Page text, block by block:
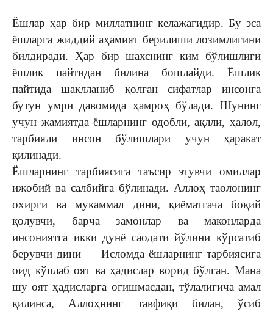
Ёшлар ҳар бир миллатнинг келажагидир. Бу эса
ёшларга жиддий аҳамият берилиши лозимлигини
билдиради. Ҳар бир шахснинг ким бўлишлиги
ёшлик пайтидан билина бошлайди. Ёшлик
пайтида шаклланиб қолган сифатлар инсонга
бутун умри давомида ҳамроҳ бўлади. Шунинг
учун жамиятда ёшларнинг одобли, ақлли, ҳалол,
тарбияли инсон бўлишлари учун ҳаракат
қилинади.
Ёшларнинг тарбиясига таъсир этувчи омиллар
ижобий ва салбийга бўлинади. Аллоҳ таолонинг
охирги ва мукаммал дини, қиёматгача боқий
қолувчи, барча замонлар ва маконларда
инсониятга икки дунё саодати йўлини кўрсатиб
берувчи дини — Исломда ёшларнинг тарбиясига
оид кўплаб оят ва ҳадислар ворид бўлган. Мана
шу оят ҳадисларга оғишмасдан, тўлалигича амал
қилинса, Аллоҳнинг тавфиқи билан, ўсиб